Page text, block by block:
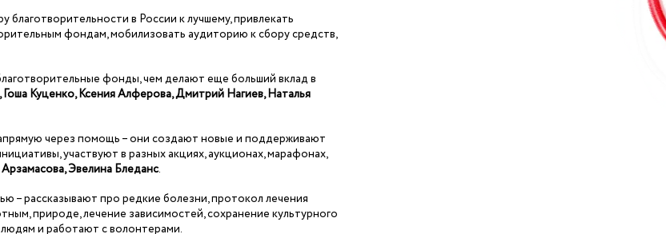
в России к лучшему, привлекать
фондам, мобилизовать аудиторию к сбору средств,
фонды, чем делают еще больший вклад в
Куценко, Ксения Алферова, Дмитрий Нагиев, Наталья
через помощь – они создают новые и поддерживают
участвуют в разных акциях, аукционах, марафонах,
Эвелина Бледанс.
рассказывают про редкие болезни, протокол лечения
природе, лечение зависимостей, сохранение культурного
и работают с волонтерами.